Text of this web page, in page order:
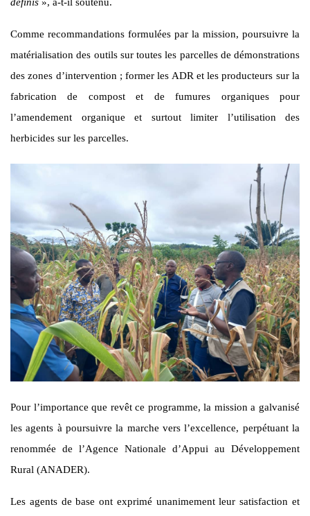
Comme recommandations formulées par la mission, poursuivre la
matérialisation des outils sur toutes les parcelles de démonstrations
des zones d’intervention ; former les ADR et les producteurs sur la
fabrication de compost et de fumures organiques pour
l’amendement organique et surtout limiter l’utilisation des
herbicides sur les parcelles.
Pour l’importance que revêt ce programme, la mission a galvanisé
les agents à poursuivre la marche vers l’excellence, perpétuant la
renommée de l’Agence Nationale d’Appui au Développement
Rural (ANADER).
Les agents de base ont exprimé unanimement leur satisfaction et